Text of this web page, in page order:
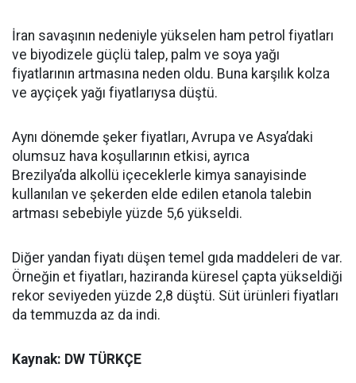
İran savaşının nedeniyle yükselen ham petrol fiyatları
ve biyodizele güçlü talep, palm ve soya yağı
fiyatlarının artmasına neden oldu. Buna karşılık kolza
ve ayçiçek yağı fiyatlarıysa düştü.
Aynı dönemde şeker fiyatları, Avrupa ve Asya’daki
olumsuz hava koşullarının etkisi, ayrıca
Brezilya’da alkollü içeceklerle kimya sanayisinde
kullanılan ve şekerden elde edilen etanola talebin
artması sebebiyle yüzde 5,6 yükseldi.
Diğer yandan fiyatı düşen temel gıda maddeleri de var.
Örneğin et fiyatları, haziranda küresel çapta yükseldiği
rekor seviyeden yüzde 2,8 düştü. Süt ürünleri fiyatları
da temmuzda az da indi.
Kaynak: DW TÜRKÇE